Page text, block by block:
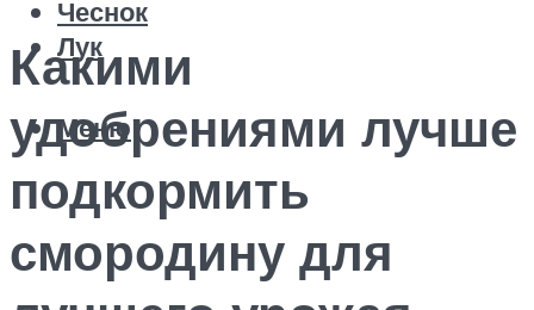
Чеснок
Лук
Меню
Какими
удобрениями лучше
подкормить
смородину для